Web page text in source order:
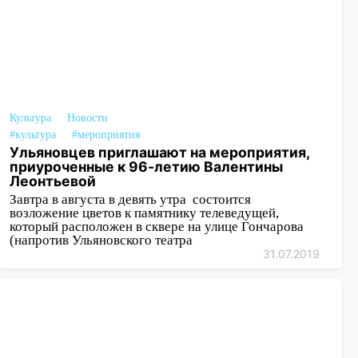
три знака получат шанс, который нельзя
упустить
08.08.2026
20:10 Во время урагана в Ульяновске на
Волге перевернулась лодка
19:55 В Ульяновске упавшее дерево
заблокировало в машине двух женщин
Культура
Новости
#культура
#мероприятия
Ульяновцев приглашают на мероприятия,
приуроченные к 96-летию Валентины
Леонтьевой
Завтра в августа в девять утра состоится
возложение цветов к памятнику телеведущей,
который расположен в сквере на улице Гончарова
(напротив Ульяновского театра
31.07.2019